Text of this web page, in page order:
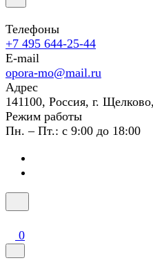
Телефоны
+7 495 644-25-44
E-mail
opora-mo@mail.ru
Адрес
141100, Россия, г.
Режим работы
Пн. – Пт.: с 9:00 до 18:00
0